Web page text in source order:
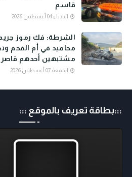
قاسم
الثلاثاء 04 أغسطس 2026
الشرطة: فك رموز
مشتبهين أحدهم قاصر
الجمعة 07 أغسطس 2026
:::بطاقة تعريف بالموقع :::